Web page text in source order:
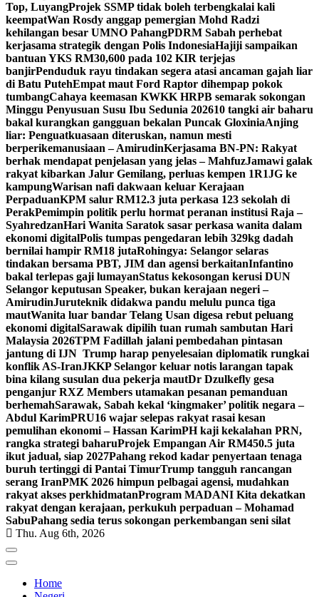
Top, LuyangProjek SSMP tidak boleh terbengkalai kali
keempatWan Rosdy anggap pemergian Mohd Radzi
kehilangan besar UMNO PahangPDRM Sabah perhebat
kerjasama strategik dengan Polis IndonesiaHajiji sampaikan
bantuan YKS RM30,600 pada 102 KIR terjejas
banjirPenduduk rayu tindakan segera atasi ancaman gajah liar
di Batu PutehEmpat maut Ford Raptor dihempap pokok
tumbangCahaya keemasan KWKK HRPB semarak sokongan
Minggu Penyusuan Susu Ibu Sedunia 202610 tangki air baharu
bakal kurangkan gangguan bekalan Puncak GloxiniaAnjing
liar: Penguatkuasaan diteruskan, namun mesti
berperikemanusiaan – AmirudinKerjasama BN-PN: Rakyat
berhak mendapat penjelasan yang jelas – MahfuzJamawi galak
rakyat kibarkan Jalur Gemilang, perluas kempen 1R1JG ke
kampungWarisan nafi dakwaan keluar Kerajaan
PerpaduanKPM salur RM12.3 juta perkasa 123 sekolah di
PerakPemimpin politik perlu hormat peranan institusi Raja –
SyahredzanHari Wanita Saratok sasar perkasa wanita dalam
ekonomi digitalPolis tumpas pengedaran lebih 329kg dadah
bernilai hampir RM18 jutaRohingya: Selangor selaras
tindakan bersama PBT, JIM dan agensi berkaitanInfantino
bakal terlepas gaji lumayanStatus kekosongan kerusi DUN
Selangor keputusan Speaker, bukan kerajaan negeri –
AmirudinJuruteknik didakwa pandu melulu punca tiga
mautWanita luar bandar Telang Usan digesa rebut peluang
ekonomi digitalSarawak dipilih tuan rumah sambutan Hari
Malaysia 2026TPM Fadillah jalani pembedahan pintasan
jantung di IJN Trump harap penyelesaian diplomatik rungkai
konflik AS-IranJKKP Selangor keluar notis larangan tapak
bina kilang susulan dua pekerja mautDr Dzulkefly gesa
penganjur RXZ Members utamakan pesanan pemanduan
berhemahSarawak, Sabah kekal ‘kingmaker’ politik negara –
Abdul KarimPRU16 wajar selepas rakyat rasai kesan
pemulihan ekonomi – Hassan KarimPH kaji kekalahan PRN,
rangka strategi baharuProjek Empangan Air RM450.5 juta
ikut jadual, siap 2027Pahang rekod kadar penyertaan tenaga
buruh tertinggi di Pantai TimurTrump tangguh rancangan
serang IranPMK 2026 himpun pelbagai agensi, mudahkan
rakyat akses perkhidmatanProgram MADANI Kita dekatkan
rakyat dengan kerajaan, perkukuh perpaduan – Mohamad
SabuPahang sedia terus sokongan perkembangan seni silat
Thu. Aug 6th, 2026
Home